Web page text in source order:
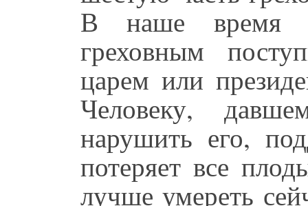
В наше время
греховным
царем или
Человеку,
нарушить его,
потеряет все
лучше умереть